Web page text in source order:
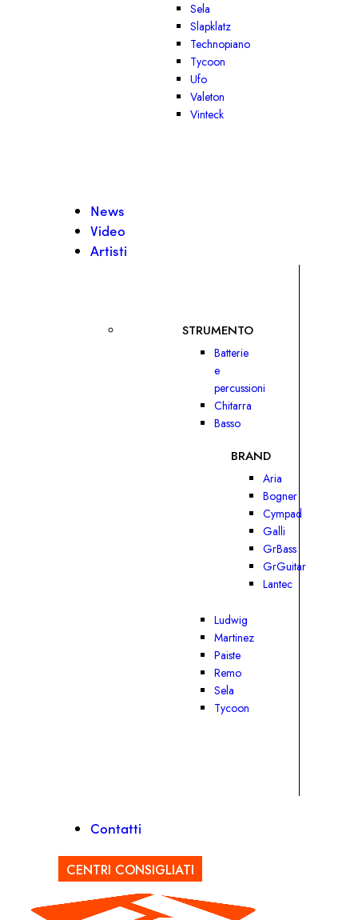
Sela
Slapklatz
Technopiano
Tycoon
Ufo
Valeton
Vinteck
News
Video
Artisti
STRUMENTO
Batterie
e
percussioni
Chitarra
Basso
BRAND
Aria
Bogner
Cympad
Galli
GrBass
GrGuitar
Lantec
Ludwig
Martinez
Paiste
Remo
Sela
Tycoon
Contatti
CENTRI CONSIGLIATI